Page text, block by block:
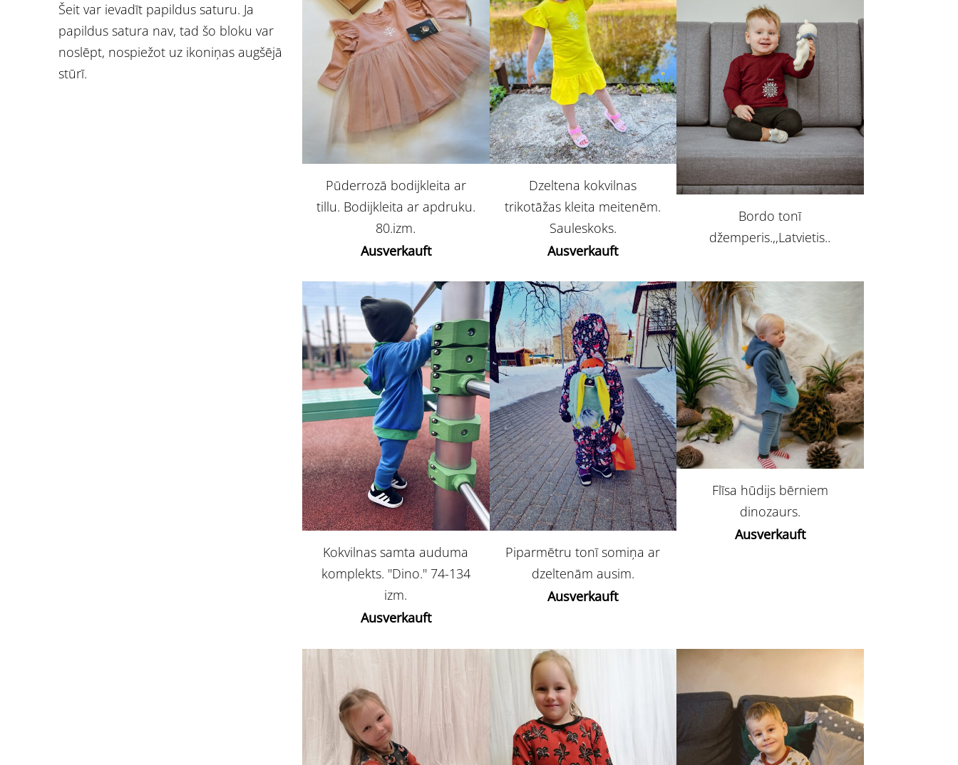
Šeit var ievadīt papildus saturu. Ja
papildus satura nav, tad šo bloku var
noslēpt, nospiežot uz ikoniņas augšējā
stūrī.
Pūderrozā bodijkleita ar
tillu. Bodijkleita ar apdruku.
80.izm.
Ausverkauft
Dzeltena kokvilnas
trikotāžas kleita meitenēm.
Sauleskoks.
Ausverkauft
Bordo tonī
džemperis.,,Latvietis..
Kokvilnas samta auduma
komplekts. ''Dino.'' 74-134
izm.
Ausverkauft
Piparmētru tonī somiņa ar
dzeltenām ausim.
Ausverkauft
Flīsa hūdijs bērniem
dinozaurs.
Ausverkauft